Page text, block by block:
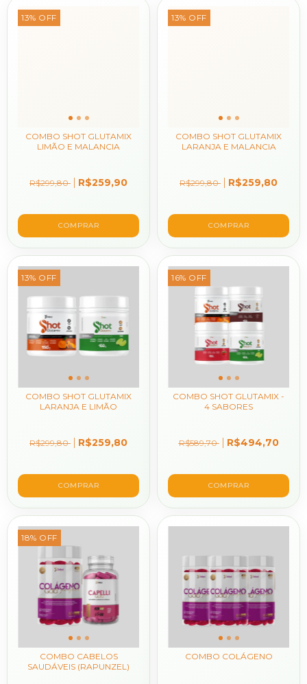
13% OFF
COMBO SHOT GLUTAMIX
LIMÃO E MALANCIA
R$299,80 R$259,90
13% OFF
COMBO SHOT GLUTAMIX
LARANJA E MALANCIA
R$299,80 R$259,80
13% OFF
COMBO SHOT GLUTAMIX
LARANJA E LIMÃO
R$299,80 R$259,80
16% OFF
COMBO SHOT GLUTAMIX -
4 SABORES
R$589,70 R$494,70
18% OFF
COMBO CABELOS
SAUDÁVEIS (RAPUNZEL)
COMBO COLÁGENO